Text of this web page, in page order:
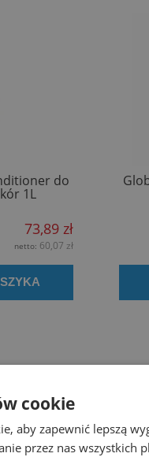
do
1L
73,89 zł
netto: 60,07 zł
cookie
aby zapewnić lepszą
przez nas wszystkich